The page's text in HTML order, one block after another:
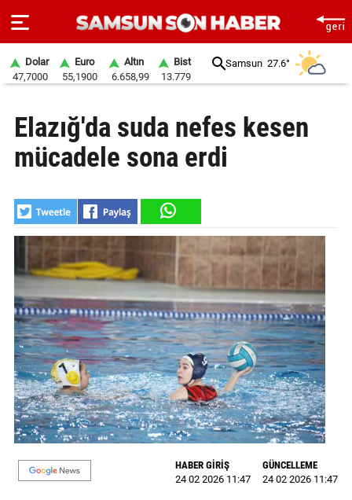
SAYFA
SAMSUN
SAMSUNSPOR
GÜNDEM
SİYASET
EKONOMİ
DÜNYA
MAGAZİN
GALERİ
YAZARLAR
Dolar
47,7000
Euro
55,1900
Altın
6.658,99
Bist
13.779
Samsun 27.6°
Elazığ'da suda nefes kesen
mücadele sona erdi
HABER GİRİŞ
24 02 2026 11:47
GÜNCELLEME
24 02 2026 11:47